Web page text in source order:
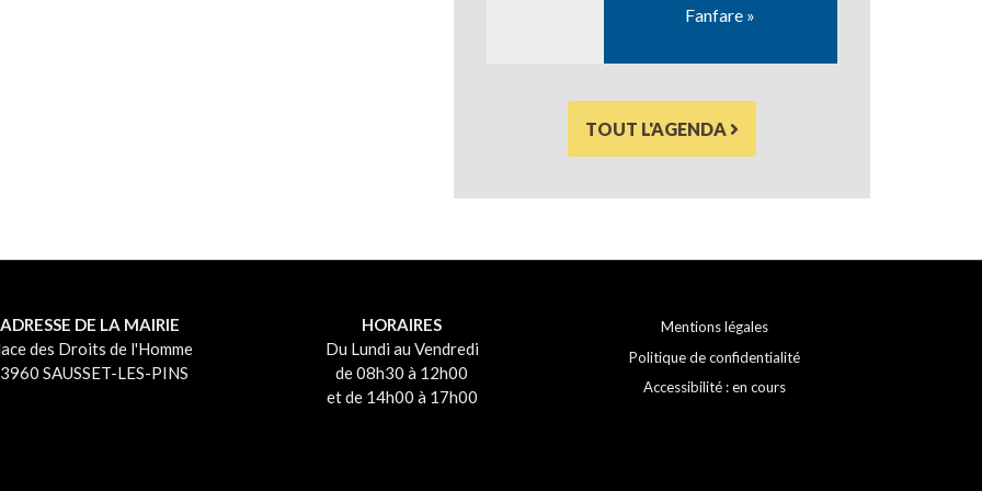
Fanfare »
TOUT L'AGENDA
ADRESSE DE LA MAIRIE
des Droits de l'Homme
SAUSSET-LES-PINS
HORAIRES
Du Lundi au Vendredi
de 08h30 à 12h00
et de 14h00 à 17h00
Mentions légales
Politique de confidentialité
Accessibilité : en cours